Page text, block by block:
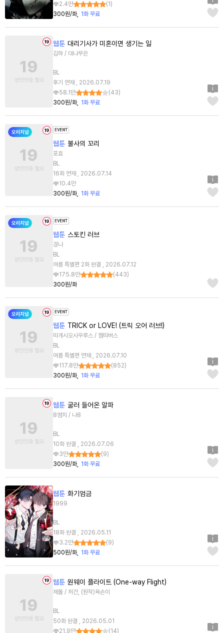
2.4만
(1 )
300원/화
1화 무료
웹툰 대리기사가 미혼이면 생기는 일
김햐 / 대나무은
BL
후기 연재 , 2026.07.19
58.1만
(43)
300원/화
1화 무료
웹툰 불사의 꼬리
포효
BL
16화 연재 , 2026.07.14
10.4만
300원/화
1화 무료
웹툰 스토킨 러브
경나
BL
여름 특별편 2화 완결 , 2026.07.12
175.8만
(443)
300원/화
웹툰 TRICK or LOVE! (트릭 오어 러브!)
따개시오사우루스 / 젬따버스
BL
여름 특별편 연재 , 2026.07.10
117.8만
(852)
300원/화
1화 무료
웹툰 굴러 들어온 알파
8염치 / 나8
BL
10화 완결 , 2026.07.06
3만
(9)
300원/화
1화 무료
웹툰 화기엄금
1999
BL
18화 완결 , 2026.05.11
3.2만
(9)
500원/화
1화 무료
웹툰 원웨이 플라이트 (One-way Flight)
체돌 / 허건, (원작)육손이
BL
50화 완결 , 2026.05.01
21.9만
(14)